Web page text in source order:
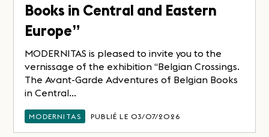
Books in Central and Eastern
Europe”
MODERNITAS is pleased to invite you to the
vernissage of the exhibition “Belgian Crossings.
The Avant-Garde Adventures of Belgian Books
in Central...
MODERNITAS PUBLIÉ LE 03/07/2026